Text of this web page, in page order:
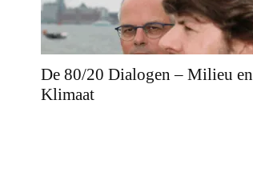
De 80/20 Dialogen – Milieu en
Klimaat